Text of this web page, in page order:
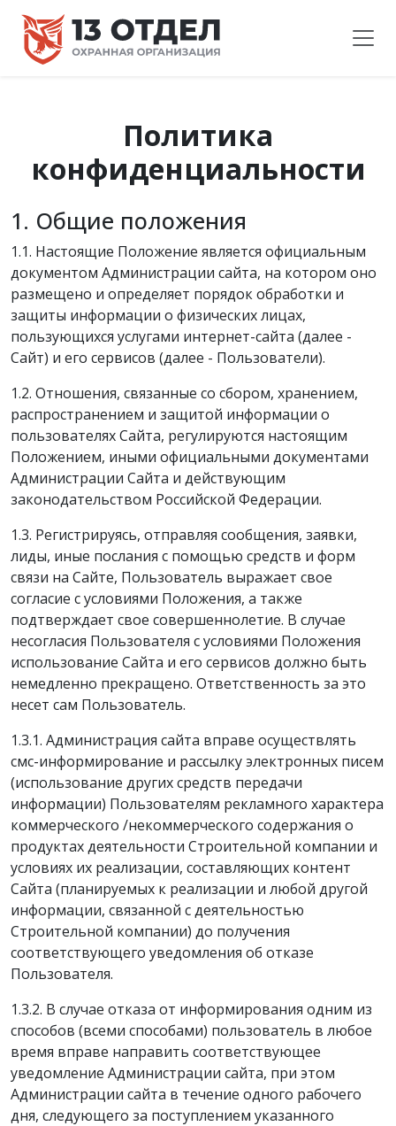
Политика
конфиденциальности
1. Общие положения
1.1. Настоящие Положение является официальным
документом Администрации сайта, на котором оно
размещено и определяет порядок обработки и
защиты информации о физических лицах,
пользующихся услугами интернет-сайта (далее -
Сайт) и его сервисов (далее - Пользователи).
1.2. Отношения, связанные со сбором, хранением,
распространением и защитой информации о
пользователях Сайта, регулируются настоящим
Положением, иными официальными документами
Администрации Сайта и действующим
законодательством Российской Федерации.
1.3. Регистрируясь, отправляя сообщения, заявки,
лиды, иные послания с помощью средств и форм
связи на Сайте, Пользователь выражает свое
согласие с условиями Положения, а также
подтверждает свое совершеннолетие. В случае
несогласия Пользователя с условиями Положения
использование Сайта и его сервисов должно быть
немедленно прекращено. Ответственность за это
несет сам Пользователь.
1.3.1. Администрация сайта вправе осуществлять
смс-информирование и рассылку электронных писем
(использование других средств передачи
информации) Пользователям рекламного характера
коммерческого /некоммерческого содержания о
продуктах деятельности Строительной компании и
условиях их реализации, составляющих контент
Сайта (планируемых к реализации и любой другой
информации, связанной с деятельностью
Строительной компании) до получения
соответствующего уведомления об отказе
Пользователя.
1.3.2. В случае отказа от информирования одним из
способов (всеми способами) пользователь в любое
время вправе направить соответствующее
уведомление Администрации сайта, при этом
Администрации сайта в течение одного рабочего
дня, следующего за поступлением указанного